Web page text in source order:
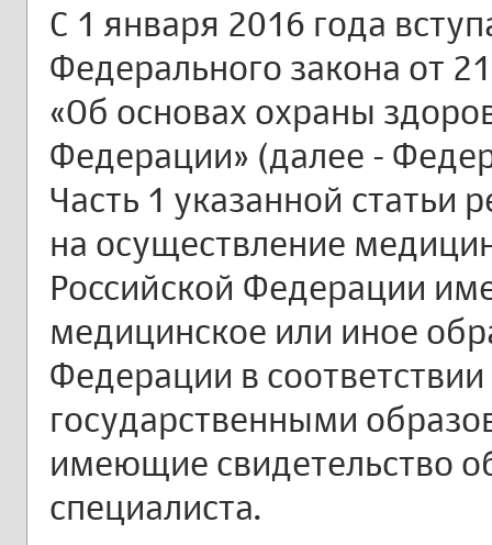
С 1 января 2016 года
Федерального закона от
«Об основах охраны
Федерации» (далее -
Часть 1 указанной статьи
на осуществление
Российской Федерации
медицинское или иное
Федерации в
государственными
имеющие свидетельство
специалиста.